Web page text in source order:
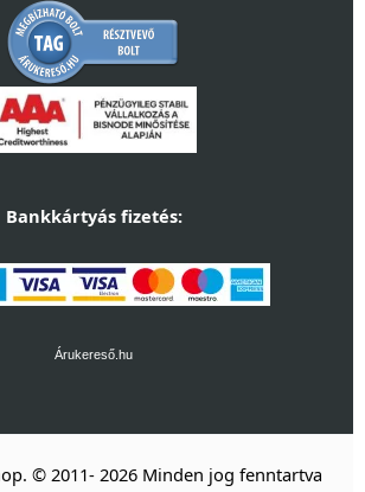
Bankkártyás fizetés:
Árukereső.hu
© 2011- 2026 Minden jog fenntartva